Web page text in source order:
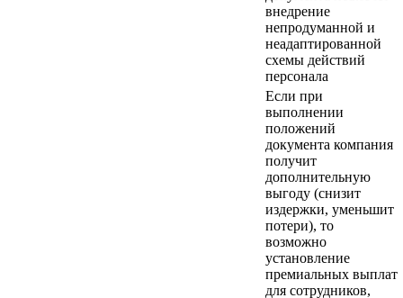
внедрение
непродуманной и
неадаптированной
схемы действий
персонала
Если при
выполнении
положений
документа компания
получит
дополнительную
выгоду (снизит
издержки, уменьшит
потери), то
возможно
установление
премиальных выплат
для сотрудников,